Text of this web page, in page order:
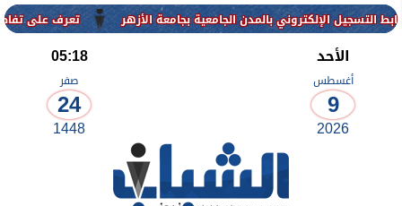
تعرف على تفاصيل وشروط بالمدن الجامعية بجامعة الأزهر
الأحد
أغسطس
9
2026
05:18
صفر
24
1448